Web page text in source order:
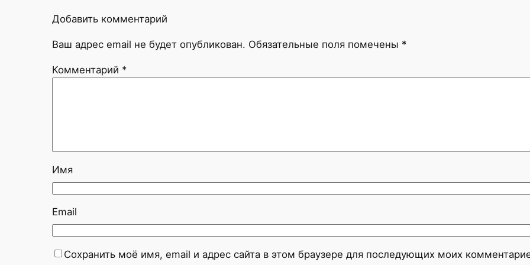
Добавить комментарий
Ваш адрес email не будет опубликован. Обязательные поля помечены *
Комментарий *
Имя
Email
Сохранить моё имя, email и адрес сайта в этом браузере для последующих моих